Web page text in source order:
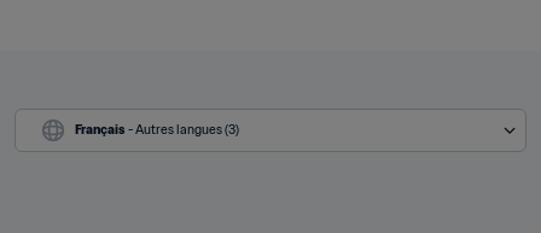
Français - Autres langues (3)